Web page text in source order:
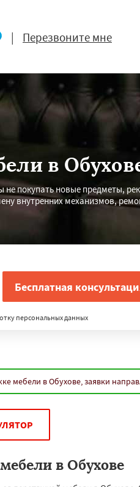
| Перезвоните мне
в
покупать новые предметы,
внутренних механизмов,
персональных данных
мебели в Обухове, заявки
в Обухове